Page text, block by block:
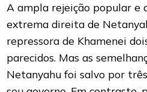
A ampla rejeição popular e
extrema direita de
repressora de Khamenei
parecidos. Mas as
Netanyahu foi salvo por